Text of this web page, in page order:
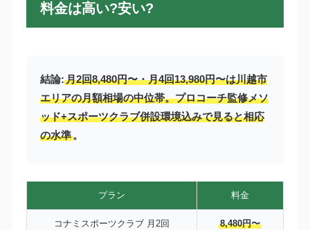
料金は高い?安い?
結論:月2回8,480円〜・月4回13,980円〜は川越市
エリアの月額相場の中位帯。プロコーチ監修メソ
ッド+スポーツクラブ併設環境込みで見ると相応
の水準。
プラン 料金
コナミスポーツクラブ 月2回 8,480円〜